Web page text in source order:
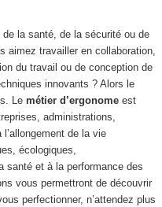
la santé, de la sécurité ou de
aimez travailler en collaboration,
du travail ou de conception de
innovants ? Alors le
Le métier d’ergonomeest
administrations,
de la vie
écologiques,
santé et à la performance des
vous permettront de découvrir
perfectionner, n’attendez plus